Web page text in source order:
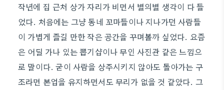
작년에 집 근처 상가 자리가 비면서 별의별 생각이 다 들
었다. 처음에는 그냥 동네 꼬마들이나 지나가던 사람들
이 가볍게 즐길 만한 작은 공간을 꾸며볼까 싶었다. 요즘
은 어딜 가나 있는 뽑기샵이나 무인 사진관 같은 느낌으
로 말이다. 굳이 사람을 상주시키지 않아도 돌아가는 구
조라면 본업을 유지하면서도 무리가 없을 것 같았다. 그